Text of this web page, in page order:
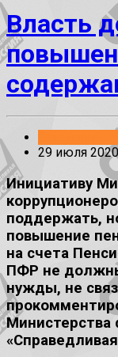
Власть
29 июля 2020
Инициативу
поддержать,
повышение
на счета
ПФР не
нужды, не
Министерства